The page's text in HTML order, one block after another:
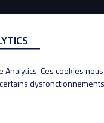
Copyright 2020 Lyon Salvagny
Analytics. Ces cookies